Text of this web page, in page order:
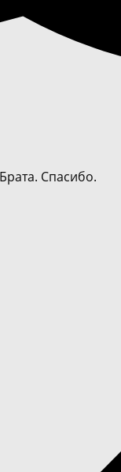
Спасибо.